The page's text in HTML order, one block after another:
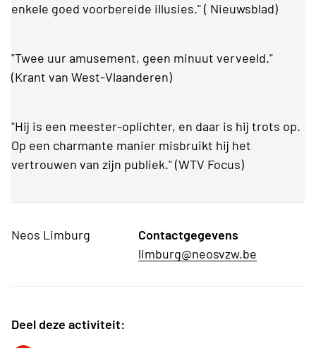
enkele goed voorbereide illusies." ( Nieuwsblad)
"Twee uur amusement, geen minuut verveeld."
(Krant van West-Vlaanderen)
"Hij is een meester-oplichter, en daar is hij trots op.
Op een charmante manier misbruikt hij het
vertrouwen van zijn publiek." (WTV Focus)
Neos Limburg
Contactgegevens
limburg@neosvzw.be
Deel deze activiteit: